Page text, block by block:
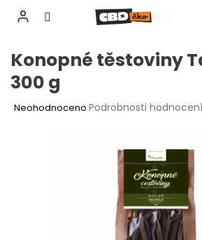
obsah
CZK
Konopné těstoviny
300 g
Průměrné
Neohodnoceno Podrobnosti hodnocení